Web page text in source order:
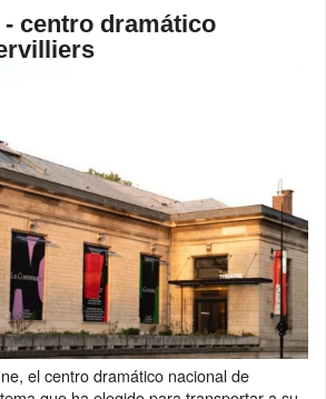
centro dramático
el centro dramático nacional de